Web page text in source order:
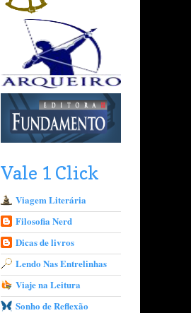
Vale 1 Click
Viagem Literária
Filosofia Nerd
Dicas de livros
Lendo Nas Entrelinhas
Viaje na Leitura
Sonho de Reflexão